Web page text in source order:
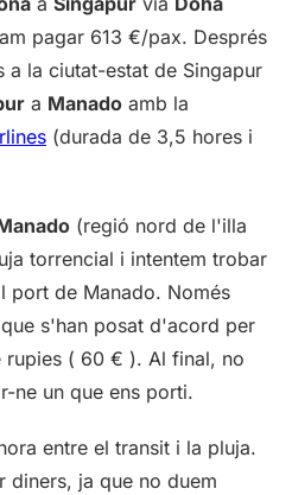
pagar 613 €/pax. Després
a la ciutat-estat de Singapur
a Manado amb la
(durada de 3,5 hores i
(regió nord de l'illa
torrencial i intentem trobar
port de Manado. Només
s'han posat d'acord per
rupies ( 60 € ). Al final, no
ne un que ens porti.
entre el transit i la pluja.
diners, ja que no duem